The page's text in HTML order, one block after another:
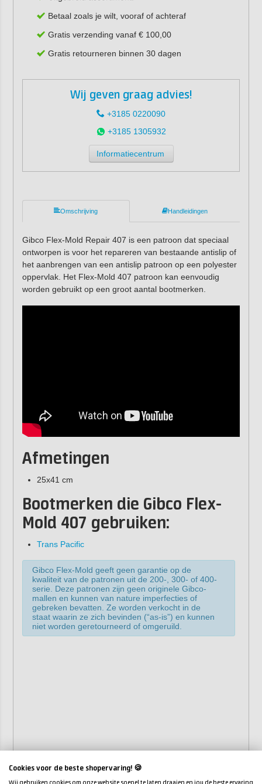
Betaal zoals je wilt, vooraf of achteraf
Gratis verzending vanaf € 100,00
Gratis retourneren binnen 30 dagen
Wij geven graag advies!
+3185 0220090
+3185 1305932
Informatiecentrum
Omschrijving Handleidingen
Gibco Flex-Mold Repair 407 is een patroon dat speciaal
ontworpen is voor het repareren van bestaande antislip of
het aanbrengen van een antislip patroon op een polyester
oppervlak. Het Flex-Mold 407 patroon kan eenvoudig
worden gebruikt op een groot aantal bootmerken.
Afmetingen
25x41 cm
Bootmerken die Gibco Flex-
Mold 407 gebruiken:
Trans Pacific
Gibco Flex-Mold geeft geen garantie op de
kwaliteit van de patronen uit de 200-, 300- of 400-
serie. Deze patronen zijn geen originele Gibco-
mallen en kunnen van nature imperfecties of
gebreken bevatten. Ze worden verkocht in de
staat waarin ze zich bevinden (“as-is”) en kunnen
niet worden geretourneerd of omgeruild.
Cookies voor de beste shopervaring! 🍪